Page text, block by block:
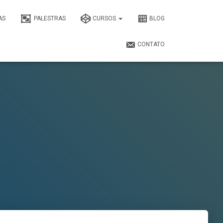
PALESTRAS CURSOS BLOG
CONTATO